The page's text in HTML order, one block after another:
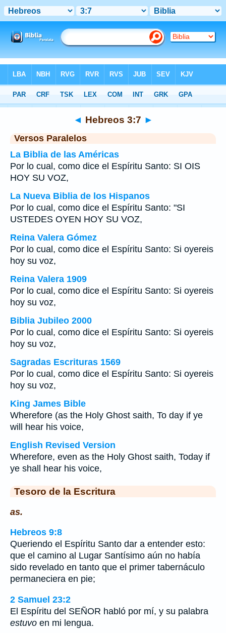
>Hebreos Capítulo 3 > Verso 7
◄ Hebreos 3:7 ►
Versos Paralelos
La Biblia de las Américas
Por lo cual, como dice el Espíritu Santo: SI OIS
HOY SU VOZ,
La Nueva Biblia de los Hispanos
Por lo cual, como dice el Espíritu Santo: "SI
USTEDES OYEN HOY SU VOZ,
Reina Valera Gómez
Por lo cual, como dice el Espíritu Santo: Si oyereis
hoy su voz,
Reina Valera 1909
Por lo cual, como dice el Espíritu Santo: Si oyereis
hoy su voz,
Biblia Jubileo 2000
Por lo cual, como dice el Espíritu Santo: Si oyereis
hoy su voz,
Sagradas Escrituras 1569
Por lo cual, como dice el Espíritu Santo: Si oyereis
hoy su voz,
King James Bible
Wherefore (as the Holy Ghost saith, To day if ye
will hear his voice,
English Revised Version
Wherefore, even as the Holy Ghost saith, Today if
ye shall hear his voice,
Tesoro de la Escritura
as.
Hebreos 9:8
Queriendo el Espíritu Santo dar a entender esto:
que el camino al Lugar Santísimo aún no había
sido revelado en tanto que el primer tabernáculo
permaneciera en pie;
2 Samuel 23:2
El Espíritu del SEÑOR habló por mí, y su palabra
estuvo en mi lengua.